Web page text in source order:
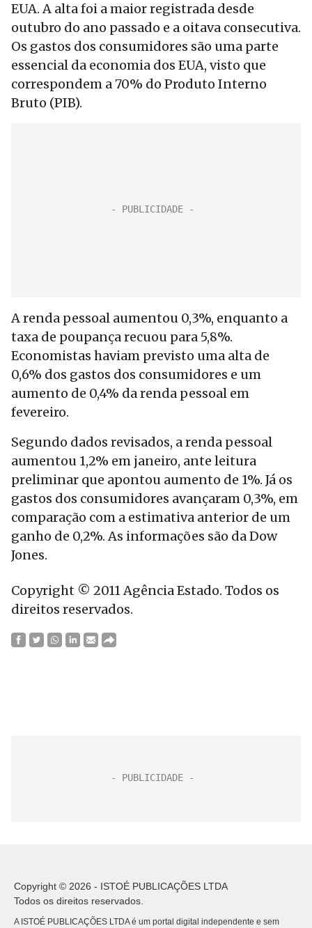
EUA. A alta foi a maior registrada desde
outubro do ano passado e a oitava consecutiva.
Os gastos dos consumidores são uma parte
essencial da economia dos EUA, visto que
correspondem a 70% do Produto Interno
Bruto (PIB).
A renda pessoal aumentou 0,3%, enquanto a
taxa de poupança recuou para 5,8%.
Economistas haviam previsto uma alta de
0,6% dos gastos dos consumidores e um
aumento de 0,4% da renda pessoal em
fevereiro.
Segundo dados revisados, a renda pessoal
aumentou 1,2% em janeiro, ante leitura
preliminar que apontou aumento de 1%. Já os
gastos dos consumidores avançaram 0,3%, em
comparação com a estimativa anterior de um
ganho de 0,2%. As informações são da Dow
Jones.
Copyright © 2011 Agência Estado. Todos os
direitos reservados.
Copyright © 2026 - ISTOÉ PUBLICAÇÕES LTDA
Todos os direitos reservados.
A ISTOÉ PUBLICAÇÕES LTDA é um portal digital independente e sem